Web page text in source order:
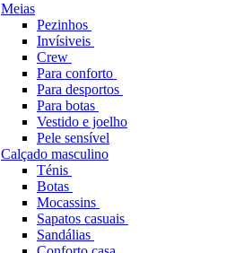
Meias
Pezinhos
Invísiveis
Crew
Para conforto
Para desportos
Para botas
Vestido e joelho
Pele sensível
Calçado masculino
Ténis
Botas
Mocassins
Sapatos casuais
Sandálias